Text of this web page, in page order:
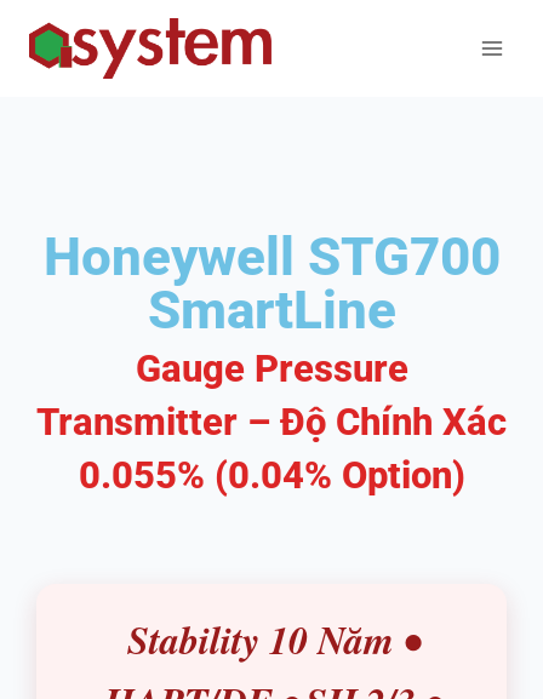
Honeywell STG700
SmartLine
Gauge Pressure
Transmitter – Độ Chính Xác
0.055% (0.04% Option)
Stability 10 Năm •